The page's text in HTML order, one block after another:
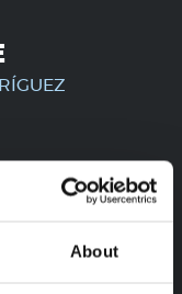
About
LES
enregistrés sur